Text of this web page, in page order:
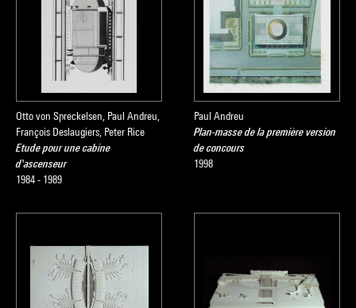
Otto von Spreckelsen, Paul Andreu,
François Deslaugiers, Peter Rice
Etude pour une cabine
d'ascenseur
1984 - 1989
Paul Andreu
Plan-masse de la première version
de concours
1998